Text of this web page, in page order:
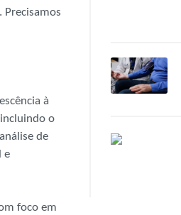
Precisamos
à
o
de
e
foco em